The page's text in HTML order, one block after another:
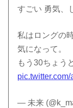
すごい 勇気、
私はロングの
気になって。
もう30ちょう
— 未来